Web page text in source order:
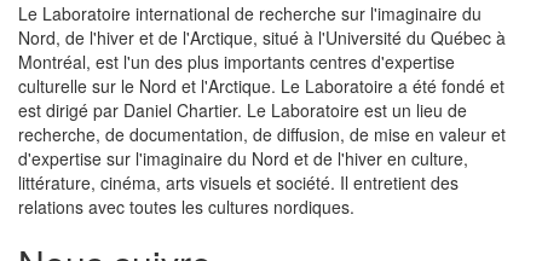
Le Laboratoire international de recherche sur l'imaginaire du
Nord, de l'hiver et de l'Arctique, situé à l'Université du Québec à
Montréal, est l'un des plus importants centres d'expertise
culturelle sur le Nord et l'Arctique. Le Laboratoire a été fondé et
est dirigé par Daniel Chartier. Le Laboratoire est un lieu de
recherche, de documentation, de diffusion, de mise en valeur et
d'expertise sur l'imaginaire du Nord et de l'hiver en culture,
littérature, cinéma, arts visuels et société. Il entretient des
relations avec toutes les cultures nordiques.